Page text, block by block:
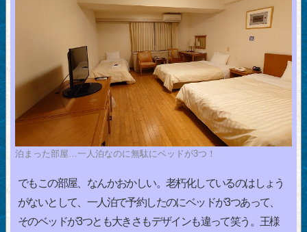
泊まった部屋…一人泊なのに無駄にベッドが3つ！
でもこの部屋、なんかおかしい。老朽化しているのはしょう
がないとして、一人泊で予約したのにベッドが3つあって、
そのベッドが3つとも大きさもデザインも違って笑う。王様